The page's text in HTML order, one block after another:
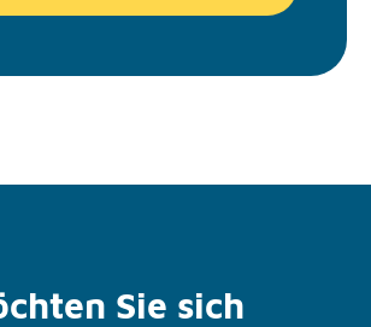
Sie sich